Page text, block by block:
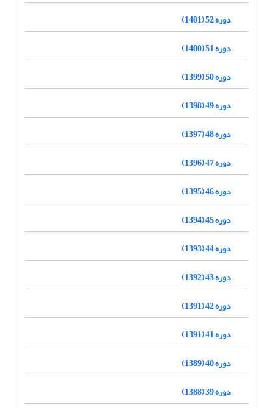
دوره 52 (1401)
دوره 51 (1400)
دوره 50 (1399)
دوره 49 (1398)
دوره 48 (1397)
دوره 47 (1396)
دوره 46 (1395)
دوره 45 (1394)
دوره 44 (1393)
دوره 43 (1392)
دوره 42 (1391)
دوره 41 (1391)
دوره 40 (1389)
دوره 39 (1388)